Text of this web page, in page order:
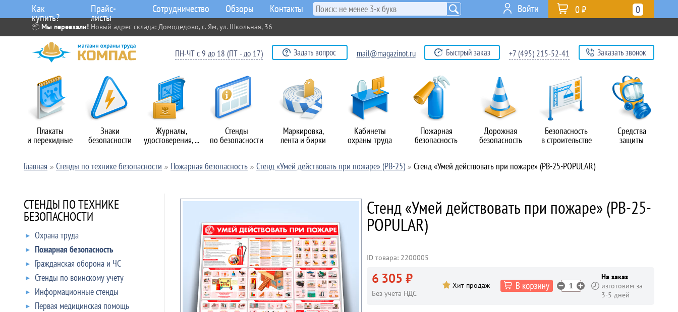
📦 Мы переехали! Новый адрес склада: Домодедово, с. Ям, ул. Школьная, 36
Плакаты
и перекидные
Знаки
безопасности
Журналы,
удостоверения, ...
Стенды
по безопасности
Маркировка,
лента и бирки
Кабинеты
охраны труда
Пожарная
безопасность
Дорожная
безопасность
Безопасность
в строительстве
Средства
защиты
Как
купить?
Прайс-
листы
Сотрудничество Обзоры Контакты 0
0 ₽
Войти
ПН-ЧТ с 9 до 18 (ПТ - до 17) Задать вопрос mail@magazinot.ru Быстрый заказ +7 (495) 215-52-41 Заказать звонок
Главная Стенды по технике безопасности Пожарная безопасность Стенд «Умей действовать при пожаре» (PB-25) Стенд «Умей действовать при пожаре» (PB-25-POPULAR)
СТЕНДЫ ПО ТЕХНИКЕ
БЕЗОПАСНОСТИ
Охрана труда
Пожарная безопасность
Гражданская оборона и ЧС
Стенды по воинскому учету
Информационные стенды
Первая медицинская помощь
Стенд «Умей действовать при пожаре» (PB-25-
POPULAR)
ID товара: 2200005
6 305 ₽
Без учета НДС
Хит продаж
На заказ
изготовим за
3-5 дней